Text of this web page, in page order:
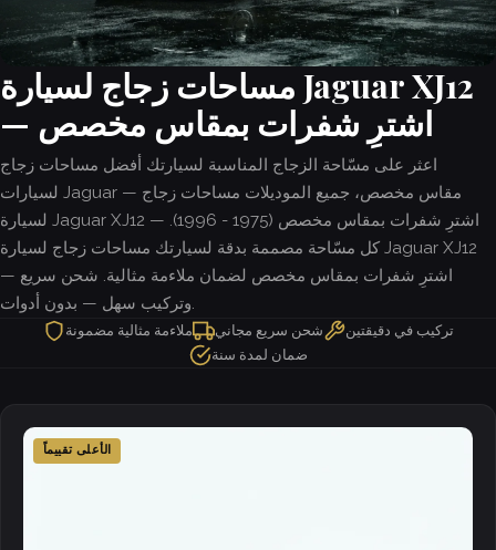
مساحات زجاج لسيارة Jaguar XJ12
— اشترِ شفرات بمقاس مخصص
اعثر على مسّاحة الزجاج المناسبة لسيارتك أفضل مساحات زجاج
لسيارات Jaguar — مقاس مخصص، جميع الموديلات مساحات زجاج
لسيارة Jaguar XJ12 — اشترِ شفرات بمقاس مخصص (1975 - 1996).
كل مسّاحة مصممة بدقة لسيارتك مساحات زجاج لسيارة Jaguar XJ12
— اشترِ شفرات بمقاس مخصص لضمان ملاءمة مثالية. شحن سريع
وتركيب سهل — بدون أدوات.
ملاءمة مثالية مضمونة شحن سريع مجاني
تركيب في دقيقتين
ضمان لمدة سنة
الأعلى تقييماً